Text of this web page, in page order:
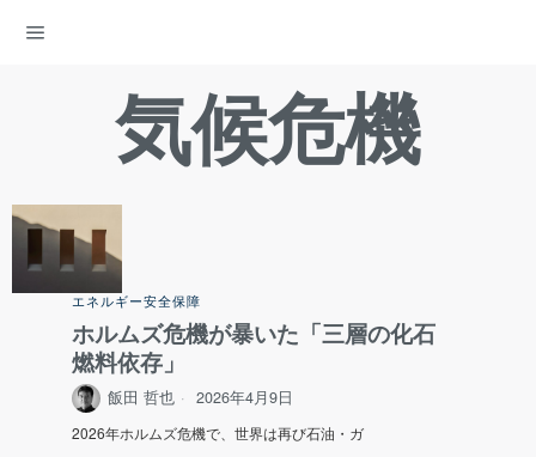
気候危機
エネルギー安全保障
ホルムズ危機が暴いた「三層の化石
燃料依存」
飯田 哲也 2026年4月9日
2026年ホルムズ危機で、世界は再び石油・ガ